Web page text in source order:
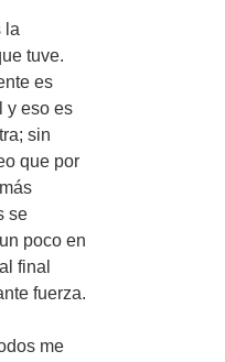
la
tuve.
es
y eso es
sin
que por
se
poco en
final
fuerza.
me